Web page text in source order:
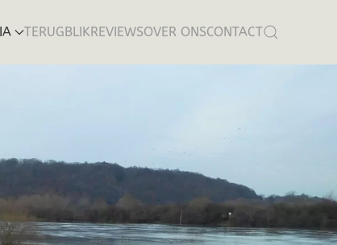
TERUGBLIK REVIEWSOVER ONSCONTACT